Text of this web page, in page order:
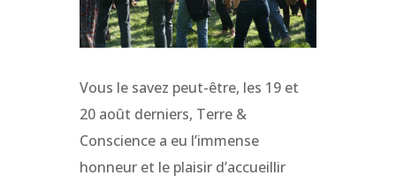
Vous le savez peut-être, les 19 et
20 août derniers, Terre &
Conscience a eu l’immense
honneur et le plaisir d’accueillir